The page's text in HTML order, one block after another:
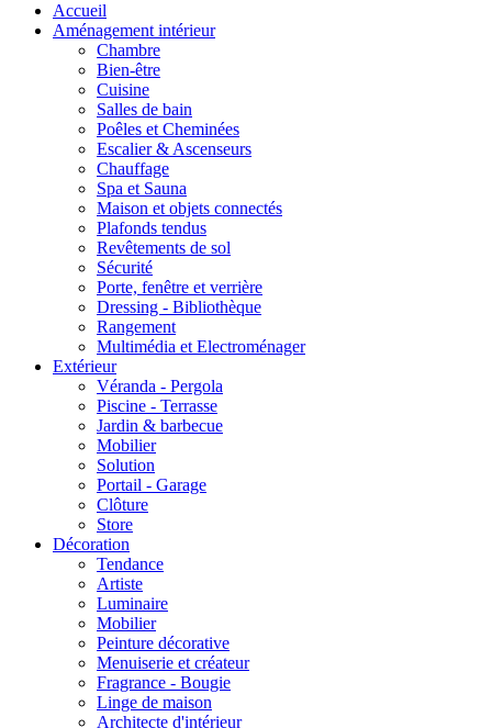
Accueil
Aménagement intérieur
Chambre
Bien-être
Cuisine
Salles de bain
Poêles et Cheminées
Escalier & Ascenseurs
Chauffage
Spa et Sauna
Maison et objets connectés
Plafonds tendus
Revêtements de sol
Sécurité
Porte, fenêtre et verrière
Dressing - Bibliothèque
Rangement
Multimédia et Electroménager
Extérieur
Véranda - Pergola
Piscine - Terrasse
Jardin & barbecue
Mobilier
Solution
Portail - Garage
Clôture
Store
Décoration
Tendance
Artiste
Luminaire
Mobilier
Peinture décorative
Menuiserie et créateur
Fragrance - Bougie
Linge de maison
Architecte d'intérieur